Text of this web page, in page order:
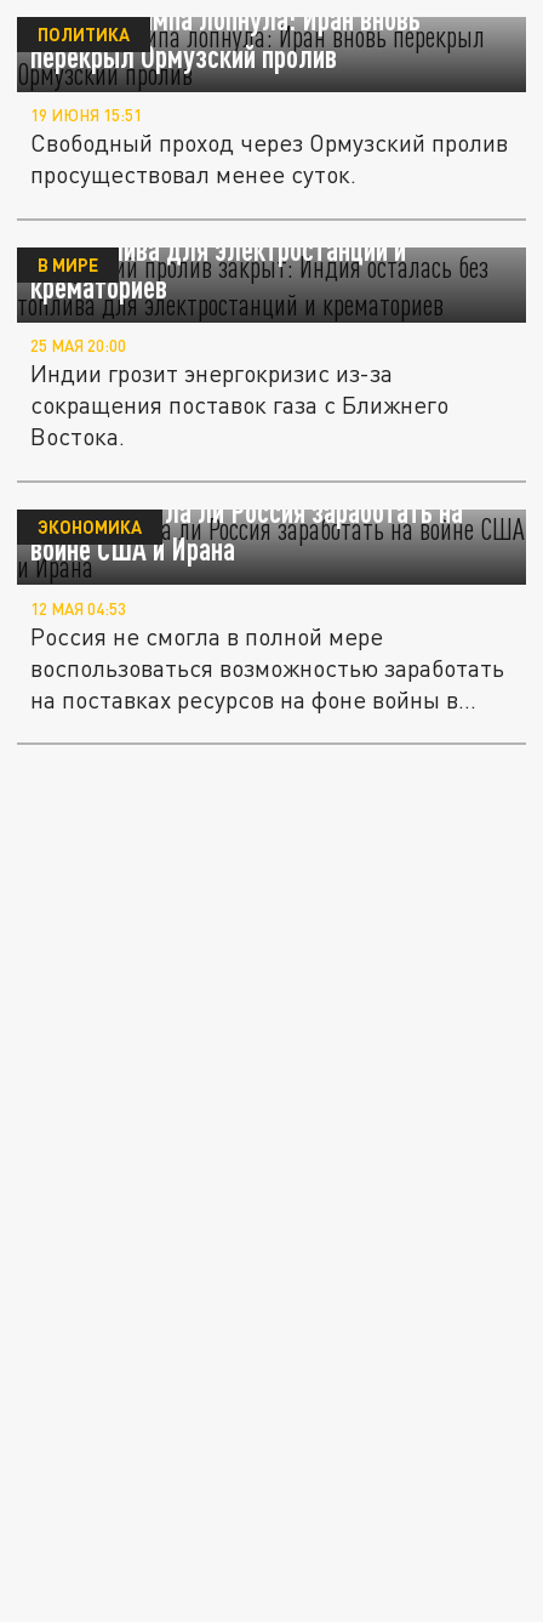
Сделка Трампа лопнула: Иран вновь
перекрыл Ормузский пролив
ПОЛИТИКА
19 ИЮНЯ 15:51
Свободный проход через Ормузский пролив
просуществовал менее суток.
Ормузский пролив закрыт: Индия осталась
без топлива для электростанций и
крематориев
В МИРЕ
25 МАЯ 20:00
Индии грозит энергокризис из-за
сокращения поставок газа с Ближнего
Востока.
Forbes: смогла ли Россия заработать на
войне США и Ирана
ЭКОНОМИКА
12 МАЯ 04:53
Россия не смогла в полной мере
воспользоваться возможностью заработать
на поставках ресурсов на фоне войны в...